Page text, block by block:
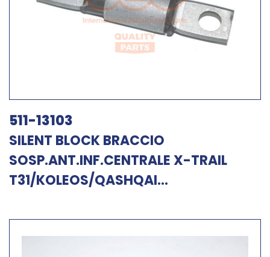
511-13103
SILENT BLOCK BRACCIO
SOSP.ANT.INF.CENTRALE X-TRAIL
T31/KOLEOS/QASHQAI...